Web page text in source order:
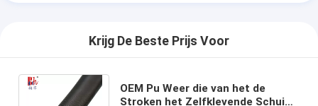
Krijg De Beste Prijs Voor
OEM Pu Weer die van het de
Stroken het Zelfklevende Schuim